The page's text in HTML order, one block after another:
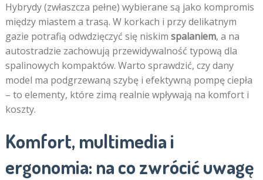
Hybrydy (zwłaszcza pełne) wybierane są jako kompromis
między miastem a trasą. W korkach i przy delikatnym
gazie potrafią odwdzięczyć się niskim spalaniem, a na
autostradzie zachowują przewidywalność typową dla
spalinowych kompaktów. Warto sprawdzić, czy dany
model ma podgrzewaną szybę i efektywną pompę ciepła
– to elementy, które zimą realnie wpływają na komfort i
koszty.
Komfort, multimedia i
ergonomia: na co zwrócić uwagę